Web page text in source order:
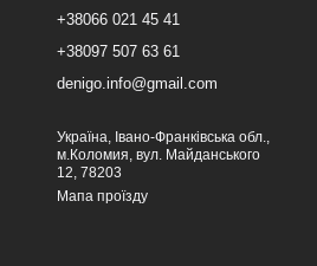
+38066 021 45 41
+38097 507 63 61
denigo.info@gmail.com
Україна, Івано-Франківська обл.,
м.Коломия, вул. Майданського
12, 78203
Мапа проїзду